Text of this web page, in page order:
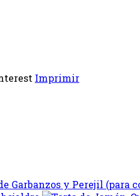
Imprimir
Garbanzos y Perejil (para